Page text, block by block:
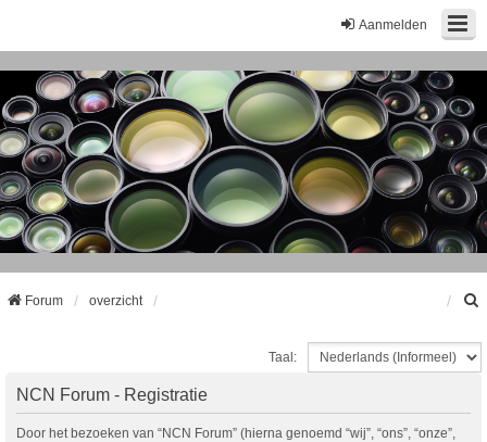
Aanmelden
Forum overzicht
Taal:
NCN Forum - Registratie
Door het bezoeken van “NCN Forum” (hierna genoemd “wij”, “ons”, “onze”,